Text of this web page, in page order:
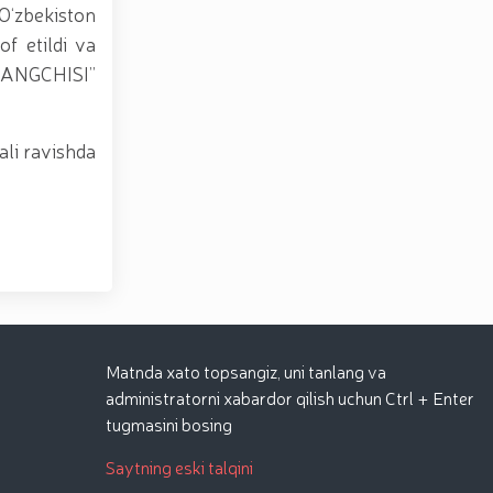
etildi va
ravishda
Matnda xato topsangiz, uni tanlang va
administratorni xabardor qilish uchun Ctrl + Enter
tugmasini bosing
Saytning eski talqini